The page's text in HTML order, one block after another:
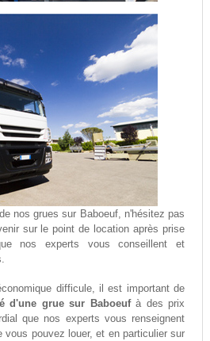
nos grues sur Baboeuf, n'hésitez pas
sur le point de location après prise
nos experts vous conseillent et
difficule, il est important de
d'une grue sur Baboeufà des prix
que nos experts vous renseignent
vous pouvez louer, et en particulier sur